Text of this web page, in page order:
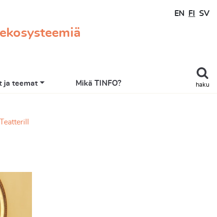
EN FI SV
haku
ja teemat Mikä TINFO?